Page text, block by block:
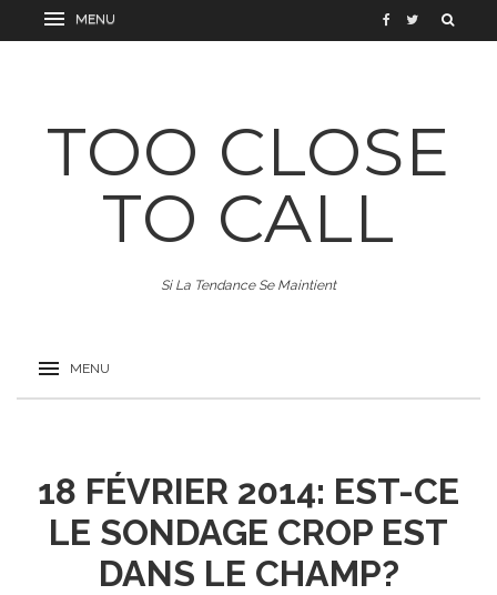
TOO CLOSE
TO CALL
Si La Tendance Se Maintient
18 FÉVRIER 2014: EST-CE
LE SONDAGE CROP EST
DANS LE CHAMP?